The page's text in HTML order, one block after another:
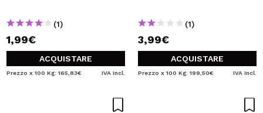
(1)
1,99€
ACQUISTARE
Prezzo x 100 Kg: 165,83€ IVA Incl.
(1)
3,99€
ACQUISTARE
Prezzo x 100 Kg: 199,50€ IVA Incl.